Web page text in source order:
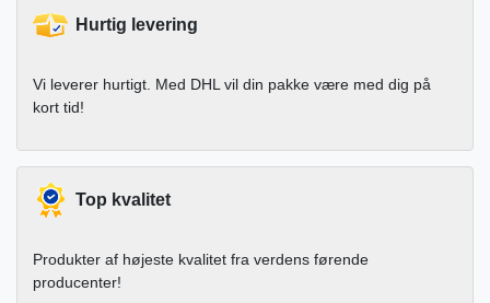
Hurtig levering
Vi leverer hurtigt. Med DHL vil din pakke være med dig på
kort tid!
Top kvalitet
Produkter af højeste kvalitet fra verdens førende
producenter!